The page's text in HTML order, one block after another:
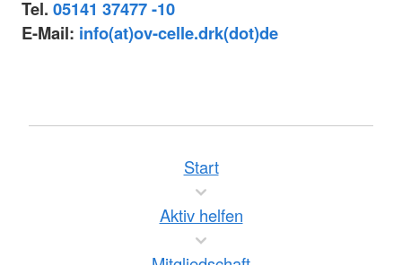
Tel. 05141 37477 -10
E-Mail: info(at)ov-celle.drk(dot)de
Start
Aktiv helfen